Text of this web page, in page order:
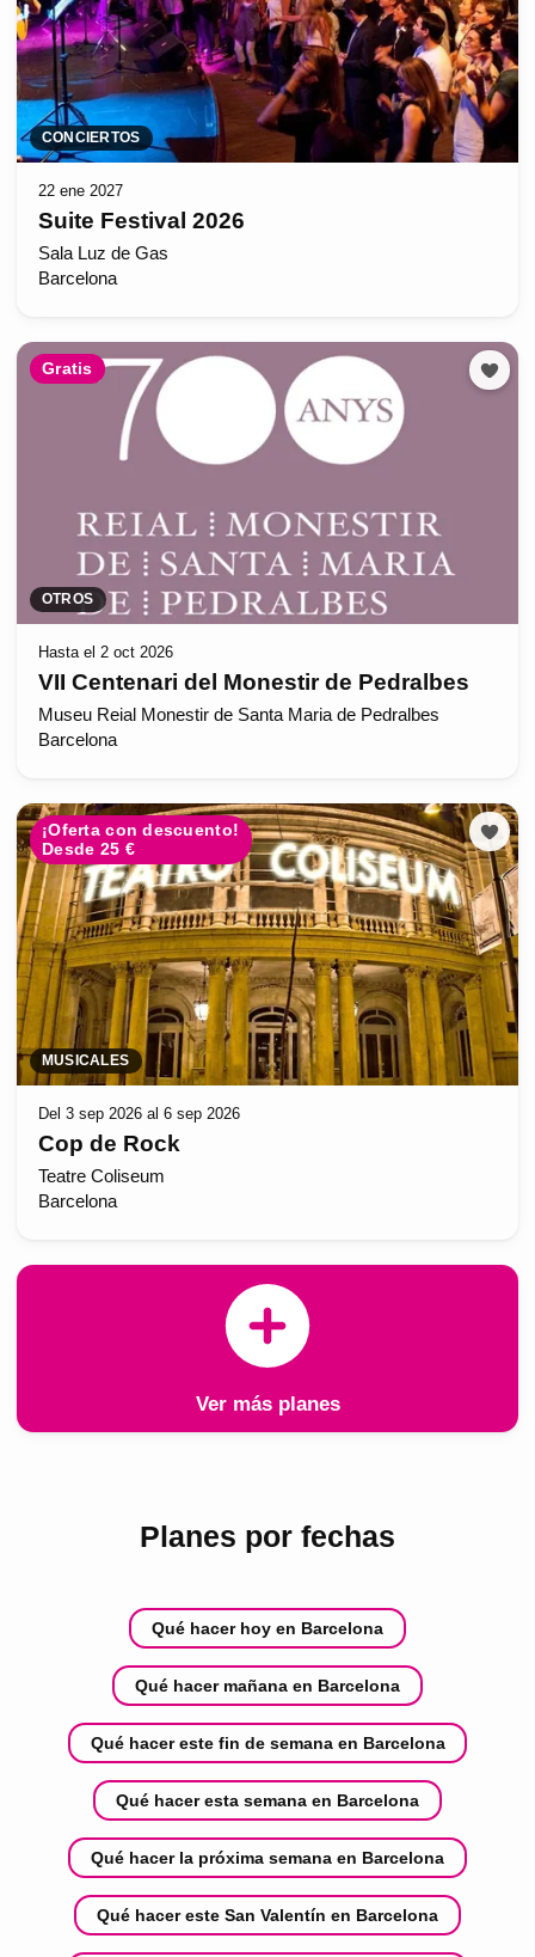
CONCIERTOS
22 ene 2027
Suite Festival 2026
Sala Luz de Gas
Barcelona
Gratis
OTROS
Hasta el 2 oct 2026
VII Centenari del Monestir de Pedralbes
Museu Reial Monestir de Santa Maria de Pedralbes
Barcelona
¡Oferta con descuento!
Desde 25 €
MUSICALES
Del 3 sep 2026 al 6 sep 2026
Cop de Rock
Teatre Coliseum
Barcelona
Ver más planes
Planes por fechas
Qué hacer hoy en Barcelona
Qué hacer mañana en Barcelona
Qué hacer este fin de semana en Barcelona
Qué hacer esta semana en Barcelona
Qué hacer la próxima semana en Barcelona
Qué hacer este San Valentín en Barcelona